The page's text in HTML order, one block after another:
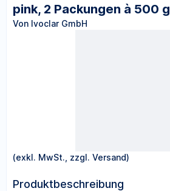
pink, 2 Packungen à 500 g
Von Ivoclar GmbH
(exkl. MwSt., zzgl. Versand)
Produktbeschreibung